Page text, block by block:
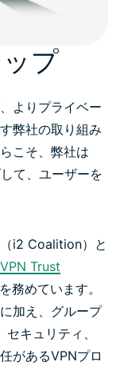
プ
よりプライベー
弊社の取り組み
こそ、弊社は
て、ユーザーを
i2 Coalition）と
VPN Trust
務めています。
加え、グループ
キュリティ、
があるVPNプロ